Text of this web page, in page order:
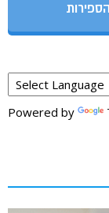
Powered by